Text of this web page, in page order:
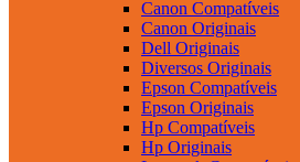
Canon Compatíveis
Canon Originais
Dell Originais
Diversos Originais
Epson Compatíveis
Epson Originais
Hp Compatíveis
Hp Originais